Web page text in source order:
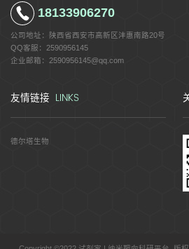
18133906270
公司地址：
陕西省西安市高新区沣惠南路20号
QQ客服： 2590956145
企业邮箱： 2590956145@qq.com
友情链接 LINKS
德尔塔生物